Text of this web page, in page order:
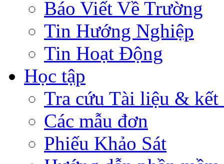
Báo Viết Về Trường
Tin Hướng Nghiệp
Tin Hoạt Động
Học tập
Tra cứu Tài liệu & kết
Các mẫu đơn
Phiếu Khảo Sát